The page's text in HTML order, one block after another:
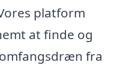
platform
at finde og
fra